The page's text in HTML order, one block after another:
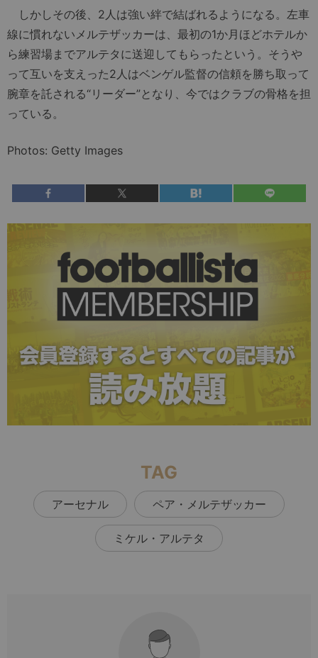
しかしその後、2人は強い絆で結ばれるようになる。左車
線に慣れないメルテザッカーは、最初の1か月ほどホテルか
ら練習場までアルテタに送迎してもらったという。そうや
って互いを支えった2人はベンゲル監督の信頼を勝ち取って
腕章を託される“リーダー”となり、今ではクラブの骨格を担
っている。
Photos: Getty Images
TAG
アーセナル ペア・メルテザッカー
ミケル・アルテタ